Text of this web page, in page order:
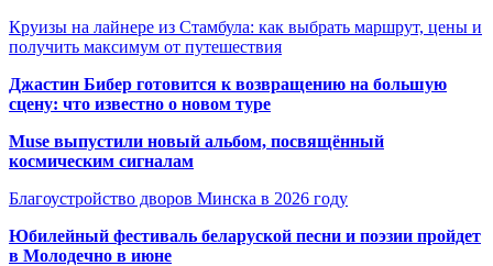
Круизы на лайнере из Стамбула: как выбрать маршрут, цены и
получить максимум от путешествия
Джастин Бибер готовится к возвращению на большую
сцену: что известно о новом туре
Muse выпустили новый альбом, посвящённый
космическим сигналам
Благоустройство дворов Минска в 2026 году
Юбилейный фестиваль беларуской песни и поэзии пройдет
в Молодечно в июне